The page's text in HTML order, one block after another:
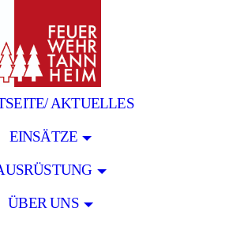
AKTUELLES
EINSÄTZE
ÜBER UNS